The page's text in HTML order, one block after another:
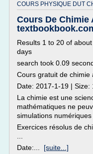
COURS PHYSIQUE DUT
Cours De Chimie
Results 1 to 20 of
days
search took 0.09
Cours gratuit de chimie
Date: 2017-1-19 | Size:
La chimie est une
mathématiques ne
simulations numériques
Exercices résolus de
Date:... [suite...]